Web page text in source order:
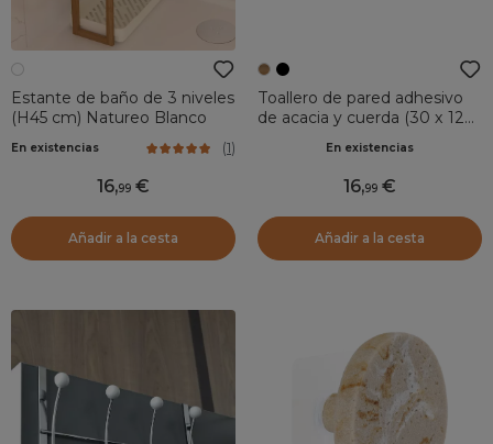
Estante de baño de 3 niveles
(H45 cm) Natureo Blanco
En existencias (1)
16,99
Añadir a la cesta
Toallero de pared adhesivo
de acacia y cuerda (30 x 12
En existencias
16,99
Añadir a la cesta